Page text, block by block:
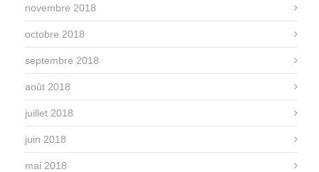
novembre 2018
octobre 2018
septembre 2018
août 2018
juillet 2018
juin 2018
mai 2018